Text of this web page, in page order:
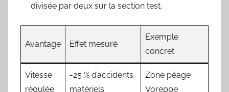
divisée par deux sur la section test.
Avantage Effet mesuré
Exemple
concret
Vitesse
régulée
-25 % d’accidents
matériels
Zone péage
Voreppe